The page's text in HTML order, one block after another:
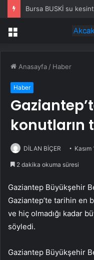
Menü
Anasayfa / Haber
Haber
konutların
DİLAN BİÇER
2 dakika okuma süresi
Gaziantep Büyükşehir
Gaziantep’te tarihin en
ve hiç olmadığı kadar
söyledi.
Gaziantep Büyükşehir